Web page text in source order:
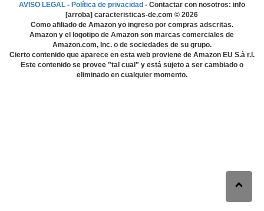
AVISO LEGAL- Política de privacidad - Contactar con nosotros: info
[arroba] caracteristicas-de.com ©2026
Como afiliado de Amazon yo ingreso por compras adscritas.
Amazon y el logotipo de Amazon son marcas comerciales de
Amazon.com, Inc. o de sociedades de su grupo.
Cierto contenido que aparece en esta web proviene de Amazon EU S.à r.l.
Este contenido se provee "tal cual" y está sujeto a ser cambiado o
eliminado en cualquier momento.